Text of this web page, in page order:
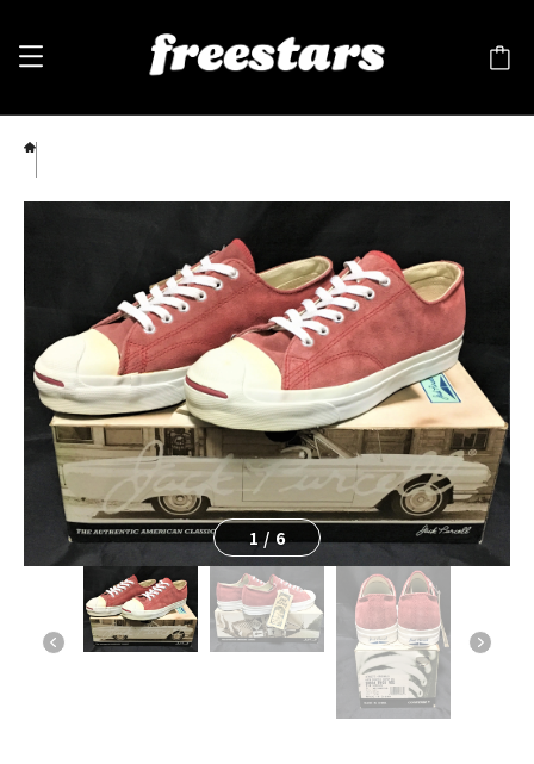
26cm ❻
1/6